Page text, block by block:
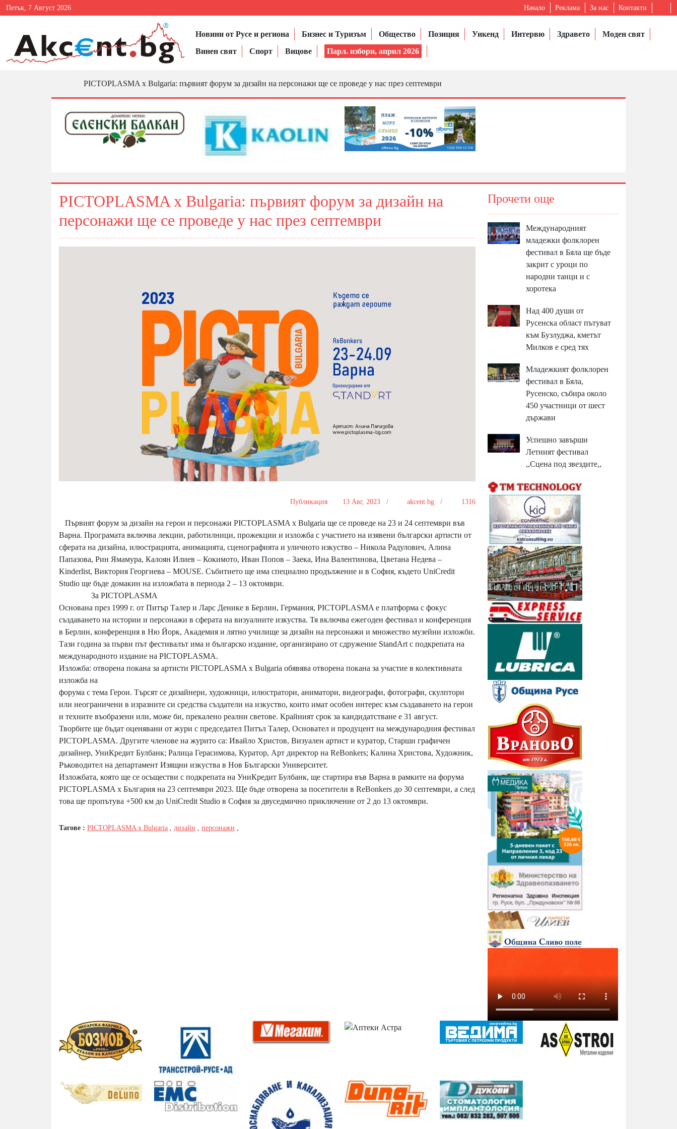
Петък, 7 Август 2026 Начало Реклама За нас Контакти
Новини от Русе и региона Бизнес и Туризъм Общество Позиция Уикенд Интервю Здравето
Моден свят
Винен свят
Спорт Вицове Парл. избори, април 2026
PICTOPLASMA x Bulgaria: първият форум за дизайн на персонажи ще се проведе у нас през септември
PICTOPLASMA x Bulgaria: първият форум за дизайн на
персонажи ще се проведе у нас през септември
Публикация 13 Авг, 2023 / akcent.bg / 1316
Първият форум за дизайн на герои и персонажи PICTOPLASMA x Bulgaria ще се проведе на 23 и 24 септември във
Варна. Програмата включва лекции, работилници, прожекции и изложба с участието на изявени български артисти от
сферата на дизайна, илюстрацията, анимацията, сценографията и уличното изкуство – Никола Радулович, Алина
Папазова, Рин Ямамура, Калоян Илиев – Кокимото, Иван Попов – Заека, Ина Валентинова, Цветана Недева –
Kinderlist, Виктория Георгиева – MOUSE. Събитието ще има специално продължение и в София, където UniCredit
Studio ще бъде домакин на изложбата в периода 2 – 13 октомври.
За PICTOPLASMA
Основана през 1999 г. от Питър Талер и Ларс Денике в Берлин, Германия, PICTOPLASMA е платформа с фокус
създаването на истории и персонажи в сферата на визуалните изкуства. Тя включва ежегоден фестивал и конференция
в Берлин, конференция в Ню Йорк, Академия и лятно училище за дизайн на персонажи и множество музейни изложби.
Тази година за първи път фестивалът има и българско издание, организирано от сдружение StandArt с подкрепата на
международното издание на PICTOPLASMA.
Изложба: отворена покана за артисти PICTOPLASMA x Bulgaria обявява отворена покана за участие в колективната
изложба на
форума с тема Герои. Търсят се дизайнери, художници, илюстратори, аниматори, видеографи, фотографи, скулптори
или неограничени в изразните си средства създатели на изкуство, които имат особен интерес към създаването на герои
и техните въобразени или, може би, прекалено реални светове. Крайният срок за кандидатстване е 31 август.
Творбите ще бъдат оценявани от жури с председател Питъл Талер, Основател и продуцент на международния фестивал
PICTOPLASMA. Другите членове на журито са: Ивайло Христов, Визуален артист и куратор, Старши графичен
дизайнер, УниКредит Булбанк; Ралица Герасимова, Куратор, Арт директор на ReBonkers; Калина Христова, Художник,
Ръководител на департамент Изящни изкуства в Нов Български Университет.
Изложбата, която ще се осъществи с подкрепата на УниКредит Булбанк, ще стартира във Варна в рамките на форума
PICTOPLASMA x България на 23 септември 2023. Ще бъде отворена за посетители в ReBonkers до 30 септември, а след
това ще пропътува +500 км до UniCredit Studio в София за двуседмично приключение от 2 до 13 октомври.
Тагове : PICTOPLASMA x Bulgaria дизайн персонажи
Прочети още
Международният
младежки фолклорен
фестивал в Бяла ще бъде
закрит с уроци по
народни танци и с
хоротека
Над 400 души от
Русенска област пътуват
към Бузлуджа, кметът
Милков е сред тях
Младежкият фолклорен
фестивал в Бяла,
Русенско, събира около
450 участници от шест
държави
Успешно завърши
Летният фестивал
,,Сцена под звездите,,